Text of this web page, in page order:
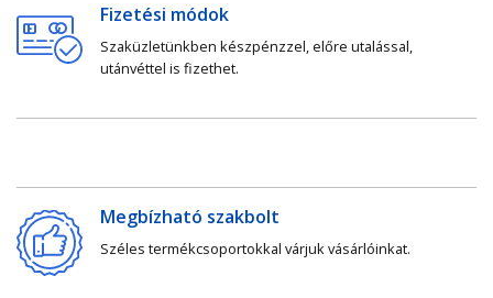
Fizetési módok
Szaküzletünkben készpénzzel, előre utalással,
utánvéttel is fizethet.
Megbízható szakbolt
Széles termékcsoportokkal várjuk vásárlóinkat.